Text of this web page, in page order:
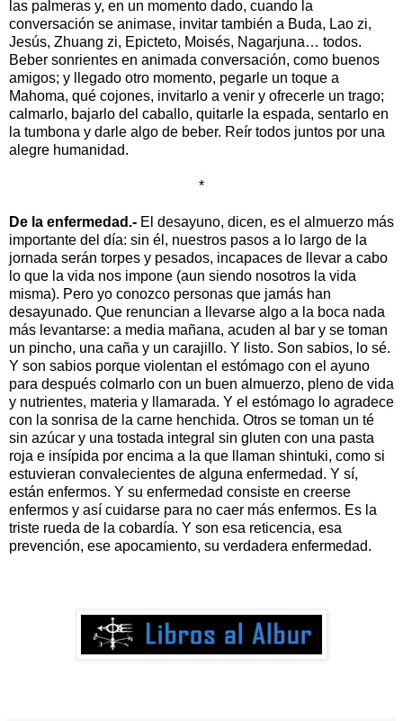
las palmeras y, en un momento dado, cuando la
conversación se animase, invitar también a Buda, Lao zi,
Jesús, Zhuang zi, Epicteto, Moisés, Nagarjuna… todos.
Beber sonrientes en animada conversación, como buenos
amigos; y llegado otro momento, pegarle un toque a
Mahoma, qué cojones, invitarlo a venir y ofrecerle un trago;
calmarlo, bajarlo del caballo, quitarle la espada, sentarlo en
la tumbona y darle algo de beber. Reír todos juntos por una
alegre humanidad.
*
De la enfermedad.- El desayuno, dicen, es el almuerzo más
importante del día: sin él, nuestros pasos a lo largo de la
jornada serán torpes y pesados, incapaces de llevar a cabo
lo que la vida nos impone (aun siendo nosotros la vida
misma). Pero yo conozco personas que jamás han
desayunado. Que renuncian a llevarse algo a la boca nada
más levantarse: a media mañana, acuden al bar y se toman
un pincho, una caña y un carajillo. Y listo. Son sabios, lo sé.
Y son sabios porque violentan el estómago con el ayuno
para después colmarlo con un buen almuerzo, pleno de vida
y nutrientes, materia y llamarada. Y el estómago lo agradece
con la sonrisa de la carne henchida. Otros se toman un té
sin azúcar y una tostada integral sin gluten con una pasta
roja e insípida por encima a la que llaman shintuki, como si
estuvieran convalecientes de alguna enfermedad. Y sí,
están enfermos. Y su enfermedad consiste en creerse
enfermos y así cuidarse para no caer más enfermos. Es la
triste rueda de la cobardía. Y son esa reticencia, esa
prevención, ese apocamiento, su verdadera enfermedad.